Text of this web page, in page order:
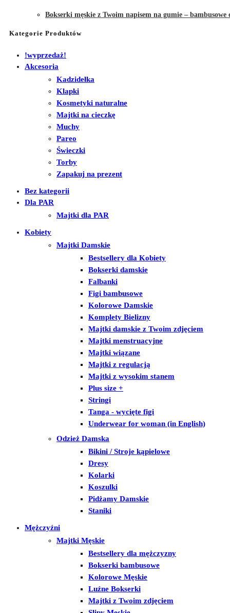
Bokserki męskie z Twoim napisem na gumie – bambusowe
Kategorie Produktów
!wyprzedaż!
Akcesoria
Kadzidełka
Klapki
Kosmetyki naturalne
Majtki na cieczkę
Muchy
Pareo
Świeczki
Torby
Zapakuj na prezent
Bez kategorii
Dla PAR
Majtki dla PAR
Kobiety
Majtki Damskie
Bestsellery dla Kobiety
Bokserki damskie
Falbanki
Figi bambusowe
Kolorowe Damskie
Komplety Bielizny
Majtki damskie z Twoim zdjęciem
Majtki menstruacyjne
Majtki wiązane
Majtki z regulacją
Majtki z wysokim stanem
Plus size +
Stringi
Tanga - wycięte figi
Underwear for woman (in English)
Odzież Damska
Bikini / Stroje kąpielowe
Dresy
Kolarki
Koszulki
Pidżamy Damskie
Staniki
Mężczyźni
Majtki Męskie
Bestsellery dla mężczyzny
Bokserki bambusowe
Kolorowe Męskie
Luźne Bokserki
Majtki z Twoim zdjęciem